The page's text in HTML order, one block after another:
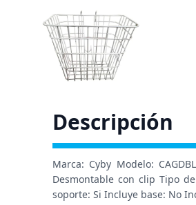
Descripción
Marca: Cyby Modelo:
Desmontable con clip Tipo
soporte: Si Incluye base: No